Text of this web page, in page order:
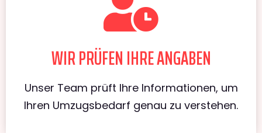
WIR PRÜFEN IHRE ANGABEN
Unser Team prüft Ihre Informationen, um
Ihren Umzugsbedarf genau zu verstehen.